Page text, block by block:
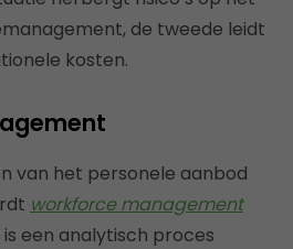
de tweede leidt
kosten.
van het personele aanbod
workforce management
een analytisch proces